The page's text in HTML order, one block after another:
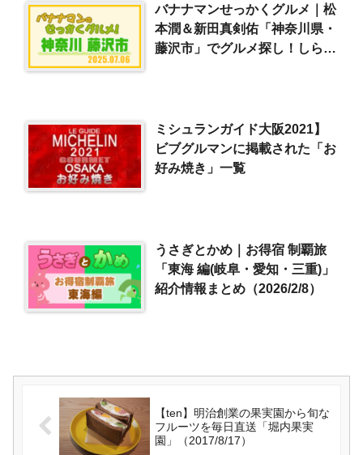
バナナマンせっかくグルメ｜松
本潤＆新田真剣佑「神奈川県・
藤沢市」でグルメ探し！しらす
ミシュランガイド大阪2021】
ビブグルマンに掲載された「お
好み焼き」一覧
うさぎとかめ｜お得宿 制覇旅
「東海 編(岐阜・愛知・三重)」
紹介情報まとめ（2026/2/8）
【ten】明治創業の果実園から旬な
フルーツを毎日直送「堀内果実
園」（2017/8/17）